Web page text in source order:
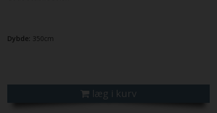
Dybde: 350cm
læg i kurv